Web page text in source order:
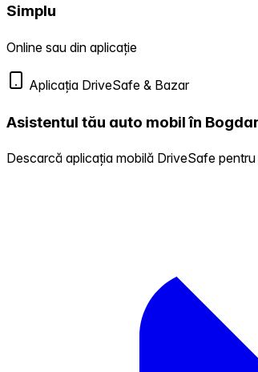
Simplu
Online sau din aplicație
Aplicația DriveSafe & Bazar
Asistentul tău auto mobil în
Descarcă aplicația mobilă DriveSafe